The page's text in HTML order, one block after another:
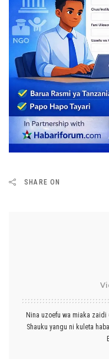
SHARE ON
Nina uzoefu wa miaka
Shauku yangu ni kuleta